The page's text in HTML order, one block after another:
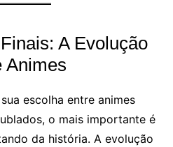
A Evolução
Animes
escolha entre animes
o mais importante é
da história. A evolução